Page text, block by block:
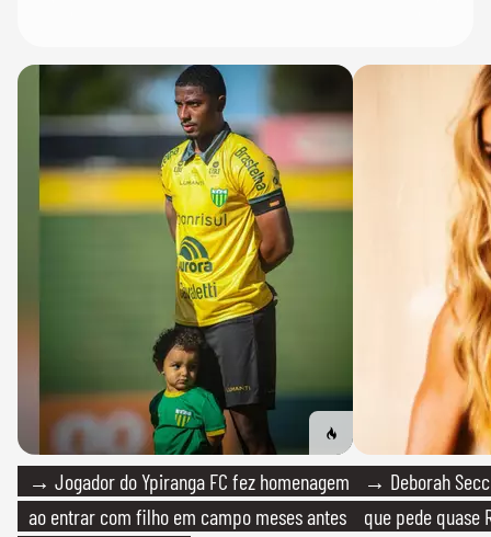
→ Jogador do Ypiranga FC fez homenagem
ao entrar com filho em campo meses antes
→ Deborah
que pede quase